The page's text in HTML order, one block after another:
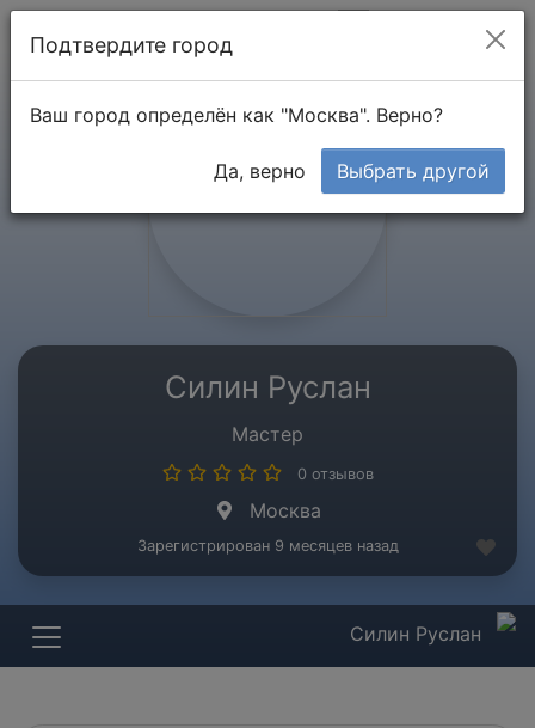
Силин Руслан
Мастер
0 отзывов
Москва
Зарегистрирован 9 месяцев назад
Силин Руслан
Подтвердите город
Ваш город определён как "Москва". Верно?
Да, верно Выбрать другой